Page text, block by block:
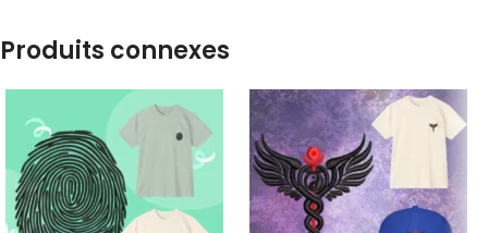
Produits connexes